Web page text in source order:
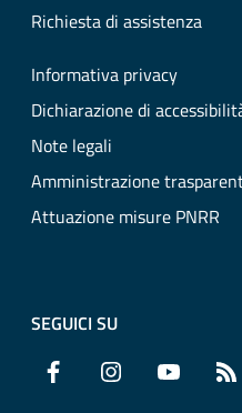
Richiesta di assistenza
Informativa privacy
Dichiarazione di
Note legali
Amministrazione
Attuazione misure PNRR
SEGUICI SU
Facebook Instagram YouTube